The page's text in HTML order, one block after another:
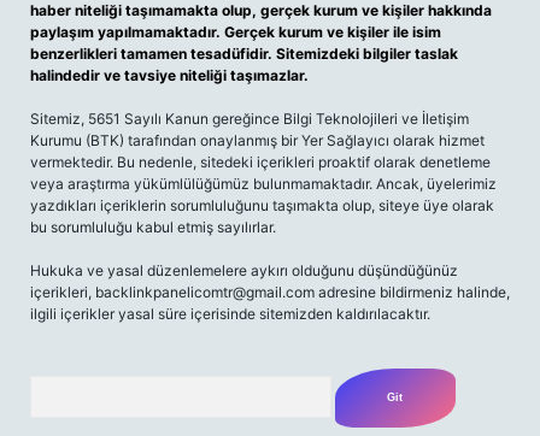
haber niteliği taşımamakta olup, gerçek kurum ve kişiler hakkında
paylaşım yapılmamaktadır. Gerçek kurum ve kişiler ile isim
benzerlikleri tamamen tesadüfidir. Sitemizdeki bilgiler taslak
halindedir ve tavsiye niteliği taşımazlar.
Sitemiz, 5651 Sayılı Kanun gereğince Bilgi Teknolojileri ve İletişim
Kurumu (BTK) tarafından onaylanmış bir Yer Sağlayıcı olarak hizmet
vermektedir. Bu nedenle, sitedeki içerikleri proaktif olarak denetleme
veya araştırma yükümlülüğümüz bulunmamaktadır. Ancak, üyelerimiz
yazdıkları içeriklerin sorumluluğunu taşımakta olup, siteye üye olarak
bu sorumluluğu kabul etmiş sayılırlar.
Hukuka ve yasal düzenlemelere aykırı olduğunu düşündüğünüz
içerikleri, backlinkpanelicomtr@gmail.com adresine bildirmeniz halinde,
ilgili içerikler yasal süre içerisinde sitemizden kaldırılacaktır.